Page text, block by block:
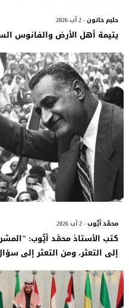
حليم خاتون- 2 آب 2026
يتيمة أهل الأرض والفانوس
محمَّد أيُّوب- 2 آب 2026
كتب الأستاذ محمَّد أيُّوب:
إلى التعثر، ومن التعثر إلى